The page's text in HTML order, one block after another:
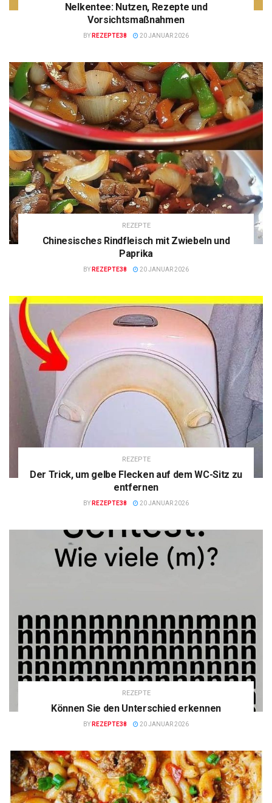
Nelkentee: Nutzen, Rezepte und
Vorsichtsmaßnahmen
BY REZEPTE38 20 JANUAR 2026
REZEPTE
Chinesisches Rindfleisch mit Zwiebeln und
Paprika
BY REZEPTE38 20 JANUAR 2026
REZEPTE
Der Trick, um gelbe Flecken auf dem WC-Sitz zu
entfernen
BY REZEPTE38 20 JANUAR 2026
REZEPTE
Können Sie den Unterschied erkennen
BY REZEPTE38 20 JANUAR 2026